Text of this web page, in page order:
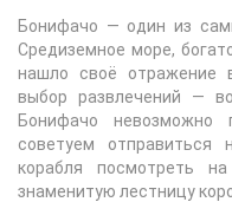
Бонифачо — один из
Средиземное море,
нашло своё отражение
выбор развлечений —
Бонифачо невозможно
советуем
корабля посмотреть
знаменитую лестницу